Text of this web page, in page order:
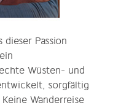
dieser Passion
Wüsten- und
sorgfältig
Wanderreise